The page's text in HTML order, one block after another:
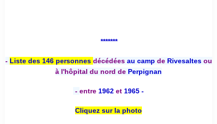
*******
- Liste des 146 personnes décédées au camp deRivesaltesou
à l'hôpital du nord de Perpignan
- entre 1962 et 1965 -
Cliquez sur la photo